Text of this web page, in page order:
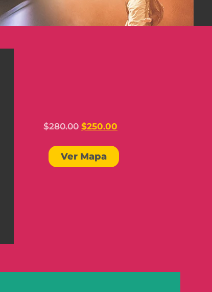
$280.00 $250.00
Ver Mapa